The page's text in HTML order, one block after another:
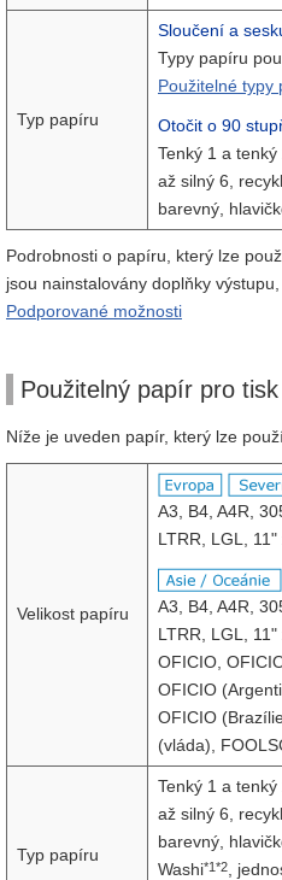
Typ papíru
Sloučení a
Typy papíru
Použitelné typy
Otočit o 90
Tenký 1 a
až silný 6,
barevný,
Podrobnosti o papíru, který lze
jsou nainstalovány doplňky
Podporované možnosti
Použitelný papír pro
Níže je uveden papír, který lze
Velikost papíru
A3, B4, A4R,
LTRR, LGL, 11"
A3, B4, A4R,
LTRR, LGL,
OFICIO,
OFICIO
OFICIO
(vláda),
Typ papíru
Tenký 1 a
až silný 6,
barevný,
Washi*1*2
,